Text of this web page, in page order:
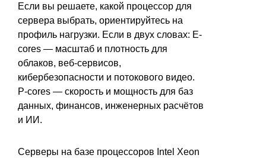
Если вы решаете, какой процессор для
сервера выбрать, ориентируйтесь на
профиль нагрузки. Если в двух словах: E-
cores — масштаб и плотность для
облаков, веб-сервисов,
кибербезопасности и потокового видео.
P-cores — скорость и мощность для баз
данных, финансов, инженерных расчётов
и ИИ.
Серверы на базе процессоров Intel Xeon